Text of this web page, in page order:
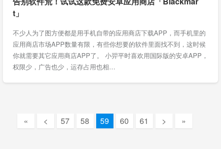
t」
不少人为了图方便都是用手机自带的应用商店下载APP，而手机里的
应用商店市场APP数量有限，有些你想要的软件里面找不到，这时候
你就需要其它应用商店APP了。 小羿平时喜欢用国际版的安卓APP，
权限少，广告也少，运存占用也相…
« < 57 58 59 60 61 > »